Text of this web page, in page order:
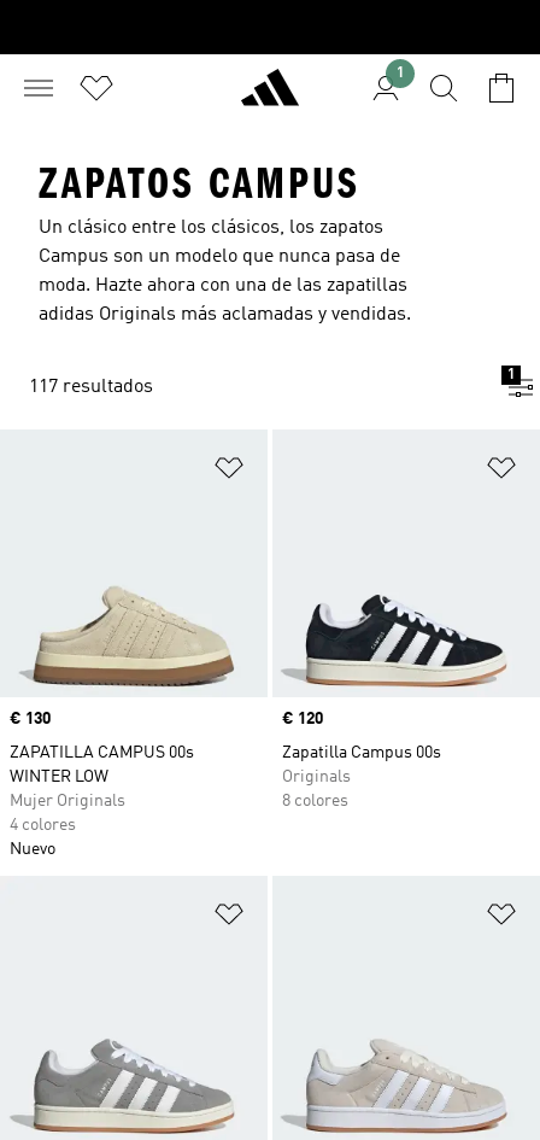
1
ZAPATOS CAMPUS
Un clásico entre los clásicos, los zapatos
Campus son un modelo que nunca pasa de
moda. Hazte ahora con una de las zapatillas
adidas Originals más aclamadas y vendidas.
117 resultados
1
Precio
€ 130
ZAPATILLA CAMPUS 00s
WINTER LOW
Mujer Originals
4 colores
Nuevo
Precio
€ 120
Zapatilla Campus 00s
Originals
8 colores